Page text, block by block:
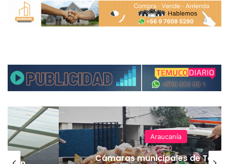
Araucanía
Cámaras municipales de